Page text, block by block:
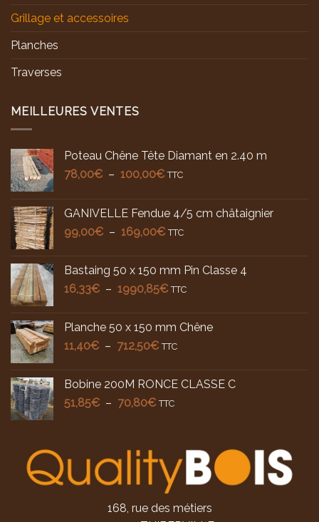
Grillage et accessoires
Planches
Traverses
MEILLEURES VENTES
Poteau Chêne Tête Diamant en 2.40 m
78,00€ – 100,00€Plage
78,00€
à
TTC
GANIVELLE Fendue 4/5 cm châtaignier
99,00€ – 169,00€Plage
99,00€
à
TTC
Bastaing 50 x 150 mm Pin Classe 4
16,33€ – 1990,85€Plage
16,33€
à
TTC
Planche 50 x 150 mm Chêne
11,40€ – 712,50€Plage
11,40€
à
TTC
Bobine 200M RONCE CLASSE C
51,85€ – 70,80€Plage
51,85€
à
70,80€
TTC
168, rue des métiers